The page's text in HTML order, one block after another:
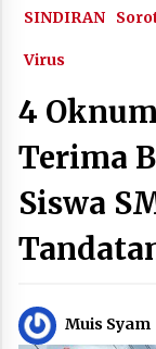
SINDIRAN
Virus
4
Terima
Siswa
Muis Syam